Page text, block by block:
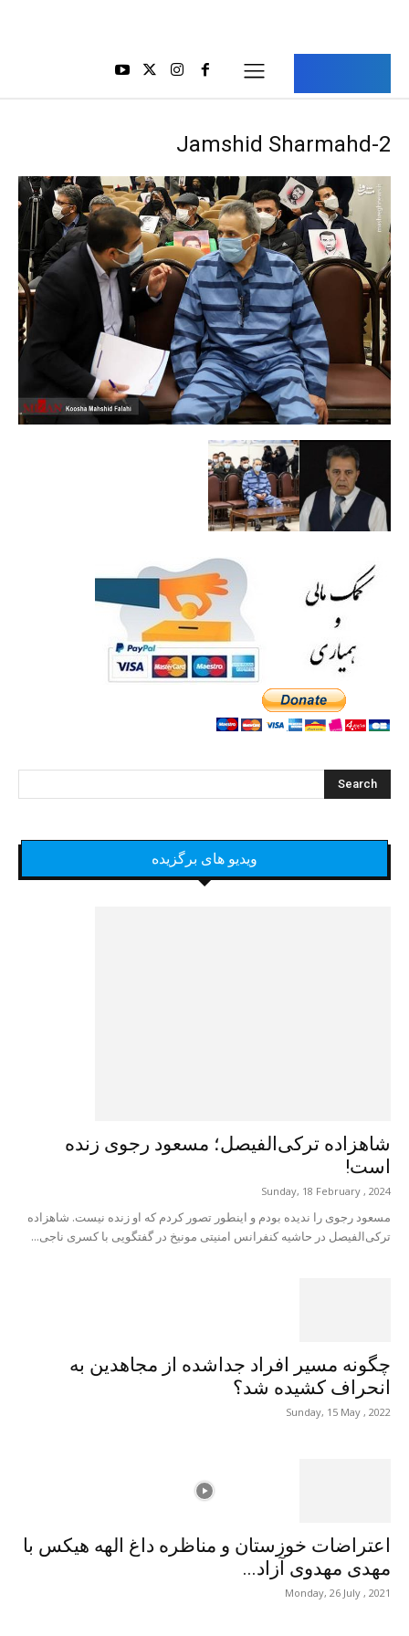
Jamshid Sharmahd-2
ویدیو های برگزیده
شاهزاده ترکی‌الفیصل؛ مسعود رجوی زنده
است!
Sunday, 18 February , 2024
مسعود رجوی را ندیده بودم و اینطور تصور کردم که او زنده نیست. شاهزاده
ترکی‌الفیصل در حاشیه کنفرانس امنیتی مونیخ در گفتگویی با کسری ناجی...
چگونه مسیر افراد جداشده از مجاهدین به
انحراف کشیده شد؟
Sunday, 15 May , 2022
اعتراضات خوزستان و مناظره داغ الهه هیکس با
مهدی مهدوی آزاد...
Monday, 26 July , 2021